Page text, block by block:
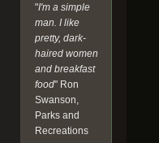
hybrid
es
dont
le
stégo
cérato
ps
puisq
ue il
"I'm a simple
man. I like
pretty, dark-
haired women
and breakfast
food" Ron
Swanson,
Parks and
Recreations